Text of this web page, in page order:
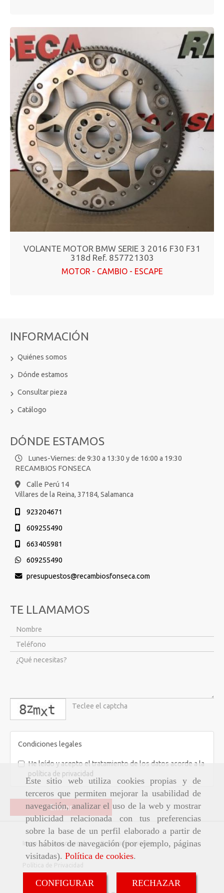
Este sitio web utiliza cookies propias y de
terceros que permiten mejorar la usabilidad de
navegación, analizar el uso de la web y mostrar
publicidad relacionada con tus preferencias
sobre la base de un perfil elaborado a partir de
tus hábitos de navegación (por ejemplo, páginas
visitadas). Política de cookies.
CONFIGURAR RECHAZAR
VOLANTE MOTOR BMW SERIE 3 2016 F30 F31
318d Ref. 857721303
MOTOR - CAMBIO - ESCAPE
INFORMACIÓN
Quiénes somos
Dónde estamos
Consultar pieza
Catálogo
DÓNDE ESTAMOS
Lunes-Viernes: de 9:30 a 13:30 y de 16:00 a 19:30
RECAMBIOS FONSECA
Calle Perú 14
Villares de la Reina, 37184, Salamanca
923204671
609255490
663405981
609255490
presupuestos
recambiosfonseca.com
TE LLAMAMOS
captcha
Condiciones legales
He leído y acepto el tratamiento de los datos acorde a la
política de privacidad
Enviar
Inicio Aviso Legal Política de cookies
Política de Privacidad